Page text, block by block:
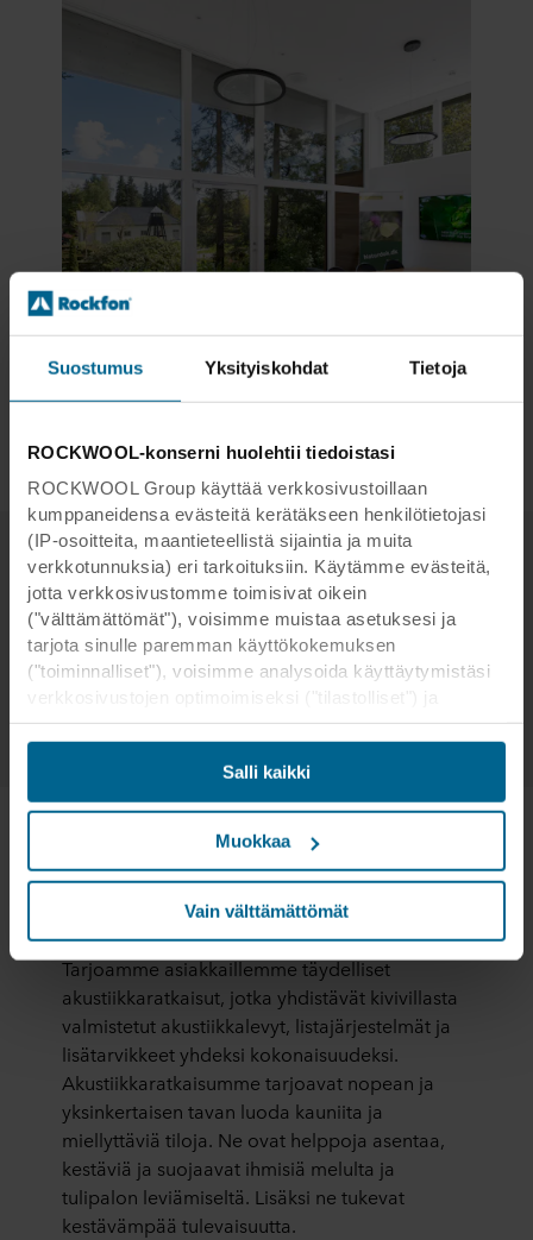
Suostumus Yksityiskohdat Tietoja
ROCKWOOL-konserni huolehtii tiedoistasi
ROCKWOOL Group käyttää verkkosivustoillaan
kumppaneidensa evästeitä kerätäkseen henkilötietojasi
(IP-osoitteita, maantieteellistä sijaintia ja muita
verkkotunnuksia) eri tarkoituksiin. Käytämme evästeitä,
jotta verkkosivustomme toimisivat oikein
("välttämättömät"), voisimme muistaa asetuksesi ja
tarjota sinulle paremman käyttökokemuksen
("toiminnalliset"), voisimme analysoida käyttäytymistäsi
kohdistaaksemme sisältömme ja mainoksemme
sosiaalisessa mediassa sekä ulkoisissa
verkkosivustoissa perustuen käyttäytymiseesi
verkkosivustoillamme ("markkinointi"). Tietoja
sosiaalisen median, mainonta- ja
analysointikumppaneillemme. Kumppanimme voivat
yhdistää nämä tiedot muihin tietoihin, jotka heille on
aikaisemmin annettu tai jotka he ovat keränneet
palveluidensa avulla. Kumppani voi olla kolmannessa
maassa, mukaan lukien Yhdysvallat, ja hyväksymällä
evästeet hyväksyt myös tämän siirron. Muistathan, että
suojan taso kolmannessa maassa ei välttämättä ole
sama kuin EU/ETA-maissa.
Alla on lisätietoja evästeiden asettamisesta,
yleisluontoista kerätyistä tiedoista, linkeistä mahdollisten
kumppaneidemme tietosuojakäytäntöön ja siitä, kuinka
kauan kukin eväste säilyy tallennettuna päätelaitteellesi.
Päätät itse, mihin tarkoituksiin sivustomme voivat
Salli kaikki
Muokkaa
Vain välttämättömät
Yhteystiedot
Roosa Grossett
Markkinointipäällikkö / Marketing
Manager
E-mail
Tietoja Rockfonista
Tarjoamme asiakkaillemme täydelliset
akustiikkaratkaisut, jotka yhdistävät kivivillasta
valmistetut akustiikkalevyt, listajärjestelmät ja
lisätarvikkeet yhdeksi kokonaisuudeksi.
Akustiikkaratkaisumme tarjoavat nopean ja
yksinkertaisen tavan luoda kauniita ja
miellyttäviä tiloja. Ne ovat helppoja asentaa,
kestäviä ja suojaavat ihmisiä melulta ja
tulipalon leviämiseltä. Lisäksi ne tukevat
kestävämpää tulevaisuutta.